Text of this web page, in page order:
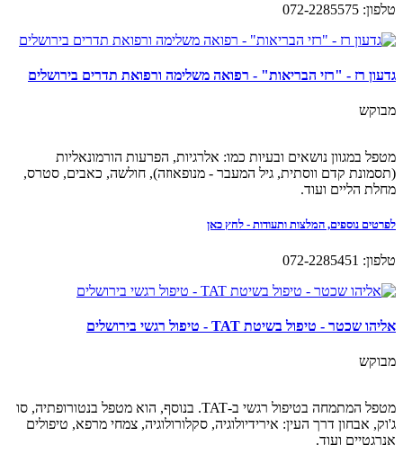
טלפון: 072-2285575
גדעון רז - "רזי הבריאות" - רפואה משלימה ורפואת תדרים בירושלים
מבוקש
מטפל במגוון נושאים ובעיות כמו: אלרגיות, הפרעות הורמונאליות
(תסמונת קדם ווסתית, גיל המעבר - מנופאוזה), חולשה, כאבים, סטרס,
מחלת הליים ועוד.
לפרטים נוספים, המלצות ותעודות - לחץ כאן
טלפון: 072-2285451
אליהו שכטר - טיפול בשיטת TAT - טיפול רגשי בירושלים
מבוקש
מטפל המתמחה בטיפול רגשי ב-TAT. בנוסף, הוא מטפל בנטורופתיה, סו
ג'וק, אבחון דרך העין: אירידיולוגיה, סקלורולוגיה, צמחי מרפא, טיפולים
אנרגטיים ועוד.